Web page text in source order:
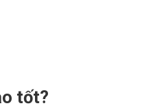
tốt?